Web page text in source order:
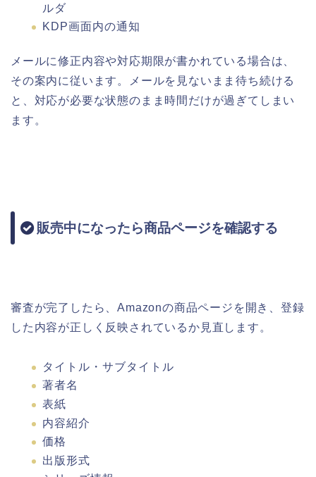
ルダ
KDP画面内の通知
メールに修正内容や対応期限が書かれている場合は、
その案内に従います。メールを見ないまま待ち続ける
と、対応が必要な状態のまま時間だけが過ぎてしまい
ます。
販売中になったら商品ページを確認する
審査が完了したら、Amazonの商品ページを開き、登録
した内容が正しく反映されているか見直します。
タイトル・サブタイトル
著者名
表紙
内容紹介
価格
出版形式